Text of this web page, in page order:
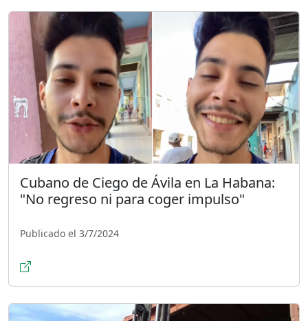
Cubano de Ciego de Ávila en La Habana:
"No regreso ni para coger impulso"
Publicado el 3/7/2024